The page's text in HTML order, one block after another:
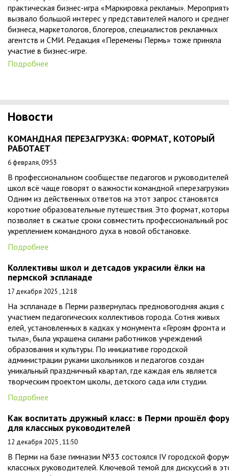
практическая бизнес-игра «Маркировка рекламы».
вызвало большой интерес у представителей малого и
бизнеса, маркетологов, блогеров, специалистов рекламных
агентств и СМИ. Редакция «Перемены Пермь» тоже приняла
участие в бизнес-игре.
Подробнее
Новости
КОМАНДНАЯ ПЕРЕЗАГРУЗКА: ФОРМАТ, КОТОРЫЙ
РАБОТАЕТ
6 февраля, 09:53
В профессиональном сообществе педагогов и руководителей
школ всё чаще говорят о важности командной
Одним из действенных ответов на этот запрос становятся
короткие образовательные путешествия. Это формат,
позволяет в сжатые сроки совместить профессиональный
укреплением командного духа в новой обстановке.
Подробнее
Коллективы школ и детсадов украсили ёлки на
пермской эспланаде
17 декабря 2025 , 12:18
На эспланаде в Перми развернулась предновогодняя акция с
участием педагогических коллективов города. Сотня живых
елей, установленных в кадках у монумента «Героям фронта и
тыла», была украшена силами работников учреждений
образования и культуры. По инициативе городской
администрации руками школьников и педагогов создан
уникальный праздничный квартал, где каждая ель является
творческим проектом школы, детского сада или студии.
Подробнее
Как воспитать дружный класс: в Перми прошёл
для классных руководителей
12 декабря 2025 , 11:50
В Перми на базе гимназии №33 состоялся IV городской
классных руководителей. Ключевой темой для дискуссий в